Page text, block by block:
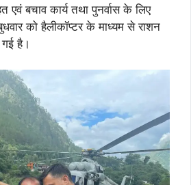
एवं बचाव कार्य तथा पुनर्वास के लिए
को हैलीकॉप्टर के माध्यम से राशन
है।